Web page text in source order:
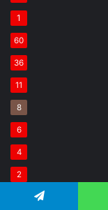
1
60
36
11
8
6
4
2